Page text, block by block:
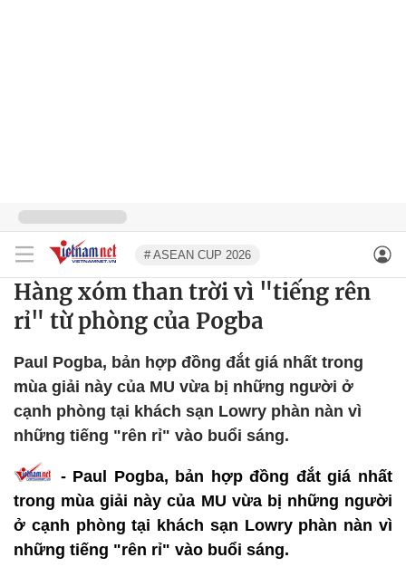
# ASEAN CUP 2026
Hàng xóm than trời vì "tiếng rên
rỉ" từ phòng của Pogba
Paul Pogba, bản hợp đồng đắt giá nhất trong
mùa giải này của MU vừa bị những người ở
cạnh phòng tại khách sạn Lowry phàn nàn vì
những tiếng "rên rỉ" vào buổi sáng.
- Paul Pogba, bản hợp đồng đắt giá nhất
trong mùa giải này của MU vừa bị những người
ở cạnh phòng tại khách sạn Lowry phàn nàn vì
những tiếng "rên rỉ" vào buổi sáng.